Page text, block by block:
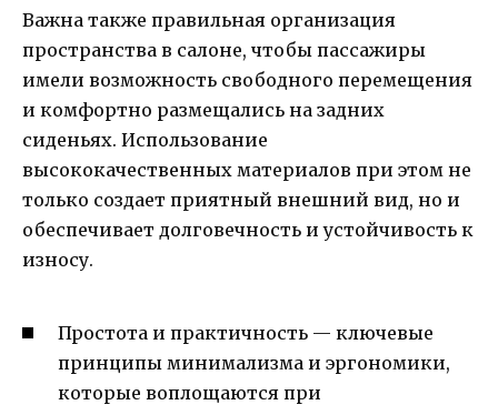
Важна также правильная организация
пространства в салоне, чтобы пассажиры
имели возможность свободного перемещения
и комфортно размещались на задних
сиденьях. Использование
высококачественных материалов при этом не
только создает приятный внешний вид, но и
обеспечивает долговечность и устойчивость к
износу.
Простота и практичность — ключевые
принципы минимализма и эргономики,
которые воплощаются при